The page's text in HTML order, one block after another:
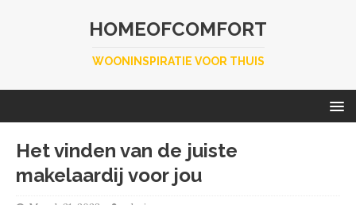
HOMEOFCOMFORT
WOONINSPIRATIE VOOR THUIS
Het vinden van de juiste
makelaardij voor jou